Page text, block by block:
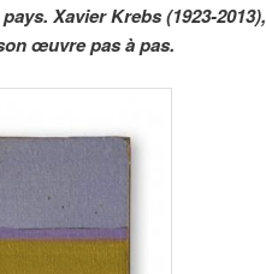
Xavier Krebs (1923-2013),
œuvre pas à pas.